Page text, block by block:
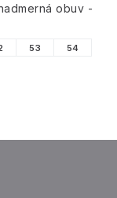
obuv -
53 54